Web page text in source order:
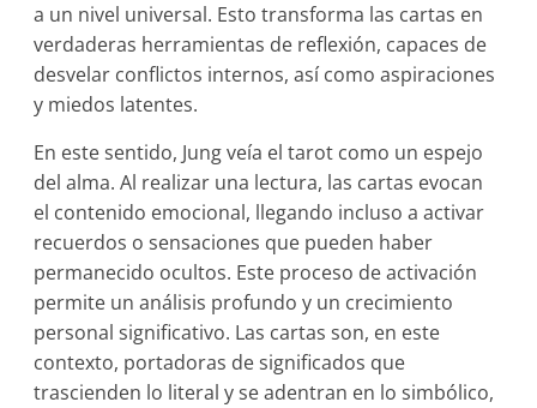
a un nivel universal. Esto transforma las cartas en
verdaderas herramientas de reflexión, capaces de
desvelar conflictos internos, así como aspiraciones
y miedos latentes.
En este sentido, Jung veía el tarot como un espejo
del alma. Al realizar una lectura, las cartas evocan
el contenido emocional, llegando incluso a activar
recuerdos o sensaciones que pueden haber
permanecido ocultos. Este proceso de activación
permite un análisis profundo y un crecimiento
personal significativo. Las cartas son, en este
contexto, portadoras de significados que
trascienden lo literal y se adentran en lo simbólico,